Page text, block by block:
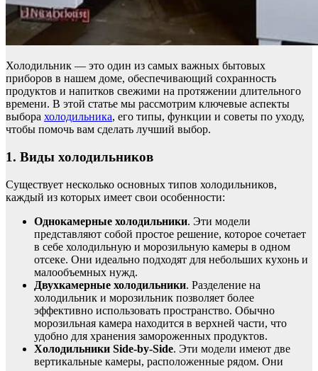
Холодильник — это один из самых важных бытовых
приборов в нашем доме, обеспечивающий сохранность
продуктов и напитков свежими на протяжении длительного
времени. В этой статье мы рассмотрим ключевые аспекты
выбора холодильника, его типы, функции и советы по уходу,
чтобы помочь вам сделать лучший выбор.
1. Виды холодильников
Существует несколько основных типов холодильников,
каждый из которых имеет свои особенности:
Однокамерные холодильники. Эти модели
представляют собой простое решение, которое сочетает
в себе холодильную и морозильную камеры в одном
отсеке. Они идеально подходят для небольших кухонь и
малообъемных нужд.
Двухкамерные холодильники. Разделение на
холодильник и морозильник позволяет более
эффективно использовать пространство. Обычно
морозильная камера находится в верхней части, что
удобно для хранения замороженных продуктов.
Холодильники Side-by-Side. Эти модели имеют две
вертикальные камеры, расположенные рядом. Они